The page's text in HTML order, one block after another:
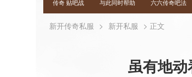
传奇 贴吧战 与此同时帮助 六六传奇吧法
新开传奇私服 > 新开私服 > 正文
虽有地